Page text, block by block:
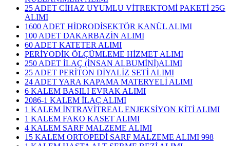
25 ADET CİHAZ UYUMLU VİTREKTOMİ PAKETİ 25G
ALIMI
1600 ADET HİDRODİSEKTÖR KANÜL ALIMI
100 ADET DAKARBAZİN ALIMI
60 ADET KATETER ALIMI
PERİYODİK ÖLÇÜMLEME HİZMET ALIMI
250 ADET İLAÇ (İNSAN ALBUMİNİ)ALIMI
25 ADET PERİTON DİYALİZ SETİ ALIMI
24 ADET YARA KAPAMA MATERYELİ ALIMI
6 KALEM BASILI EVRAK ALIMI
2086-1 KALEM İLAÇ ALIMI
1 KALEM İNTRAVİTREAL ENJEKSİYON KİTİ ALIMI
1 KALEM FAKO KASET ALIMI
4 KALEM SARF MALZEME ALIMI
15 KALEM ORTOPEDİ SARF MALZEME ALIMI 998